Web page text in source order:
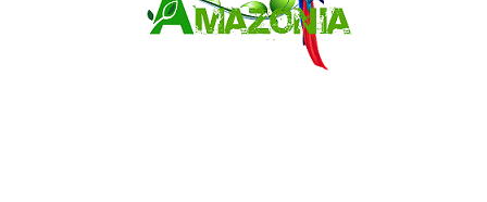
Saltar
cabo Verde, ya llegó para
incorporarse a Colo Colo de Chile
Pastaza: la parroquia Diez de